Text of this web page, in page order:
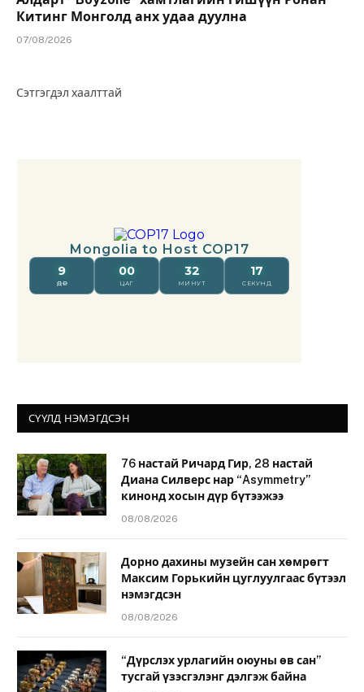
Китинг Монголд анх удаа дуулна
07/08/2026
Сэтгэгдэл хаалттай
СҮҮЛД НЭМЭГДСЭН
76 настай Ричард Гир, 28 настай
Диана Силверс нар “Asymmetry”
кинонд хосын дүр бүтээжээ
08/08/2026
Дорно дахины музейн сан хөмрөгт
Максим Горькийн цуглуулгаас бүтээл
нэмэгдсэн
08/08/2026
“Дүрслэх урлагийн оюуны өв сан”
тусгай үзэсгэлэнг дэлгэж байна